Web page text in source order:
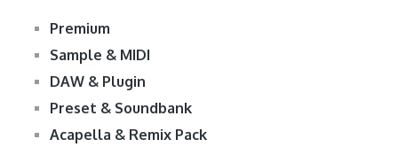
Premium
Sample & MIDI
DAW & Plugin
Preset & Soundbank
Acapella & Remix Pack